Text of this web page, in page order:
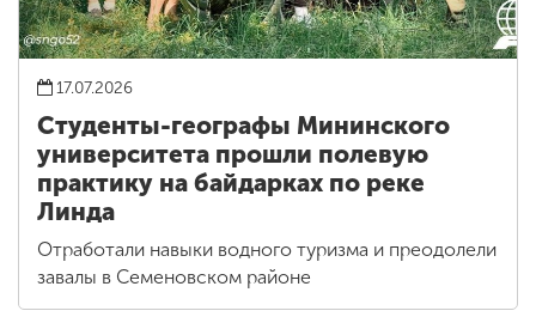
17.07.2026
Студенты-географы Мининского
университета прошли полевую
практику на байдарках по реке
Линда
Отработали навыки водного туризма и преодолели
завалы в Семеновском районе